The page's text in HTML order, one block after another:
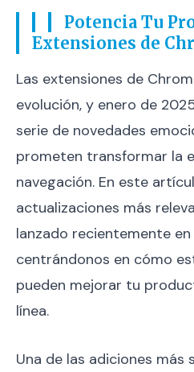
Potencia Tu
Extensiones de
Las extensiones de
evolución, y enero de
serie de novedades
prometen transformar la
navegación. En este
actualizaciones más
lanzado recientemente
centrándonos en cómo
pueden mejorar tu
línea.
Una de las adiciones más